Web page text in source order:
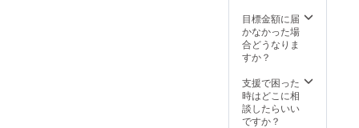
す。 ・
2020年
9月上旬
予定で
す。
径 約
0.6cm
）
IRE限定
特典
（ギフ
ト包装
エリー
クロ
ス） ※
在庫に
ザイン
が変わ
る場合
がござ
目標金額に届
かなかった場
合どうなりま
すか？
支援で困った
時はどこに相
談したらいい
ですか？